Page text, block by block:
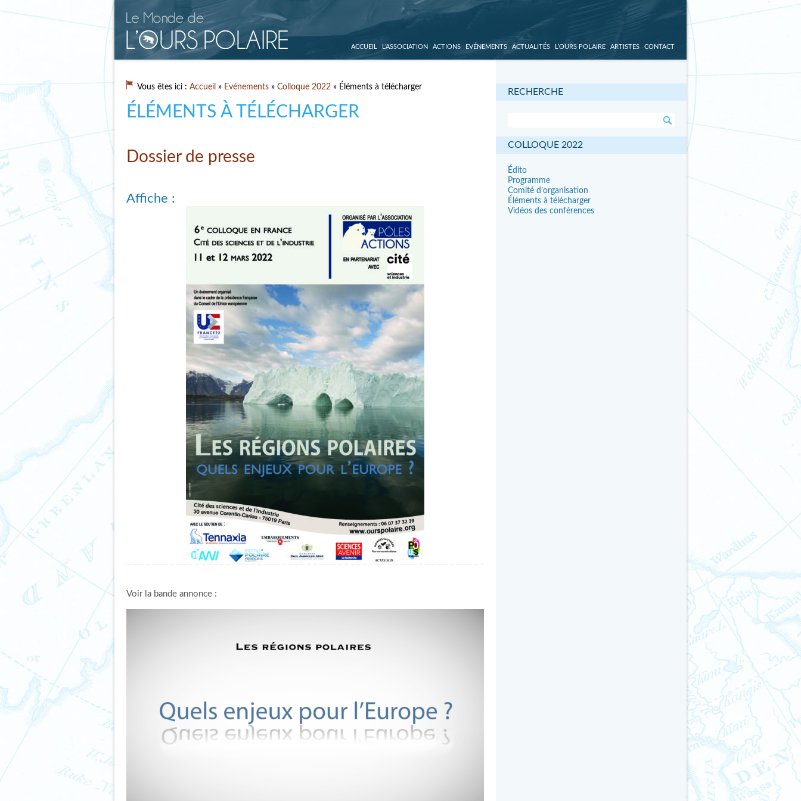
ACCUEIL L’ASSOCIATION ACTIONS EVÉNEMENTS ACTUALITÉS L’OURS POLAIRE ARTISTES CONTACT
Vous êtes ici : Accueil » Evénements » Colloque 2022 » Éléments à télécharger
ÉLÉMENTS À TÉLÉCHARGER
Dossier de presse
Affiche :
Voir la bande annonce :
RECHERCHE
COLLOQUE 2022
Édito
Programme
Comité d’organisation
Éléments à télécharger
Vidéos des conférences